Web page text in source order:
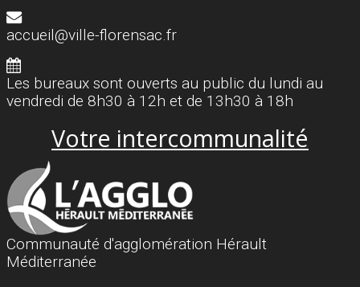
accueil@ville-florensac.fr
Les bureaux sont ouverts au public du lundi au
vendredi de 8h30 à 12h et de 13h30 à 18h
Votre intercommunalité
Communauté d'agglomération Hérault
Méditerranée